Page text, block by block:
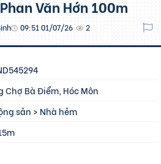
Văn Hớn 100m
09:51 01/07/26 2
Chợ Bà Điểm, Hóc Môn
sản > Nhà hẻm